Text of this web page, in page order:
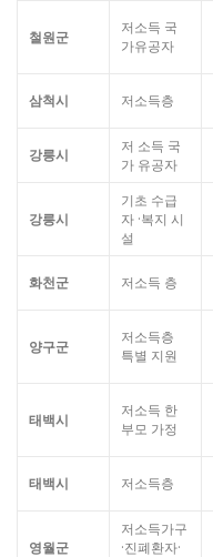
철원군
저소득 국
가유공자
삼척시 저소득층
강릉시
저 소득 국
가 유공자
강릉시
기초 수급
자 ·복지 시
설
화천군 저소득 층
양구군
저소득층
특별 지원
태백시
저소득 한
부모 가정
태백시 저소득층
영월군
저소득가구
·진폐환자·